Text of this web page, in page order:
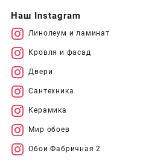
Наш Instagram
Линолеум и ламинат
Кровля и фасад
Двери
Сантехника
Керамика
Мир обоев
Обои Фабричная 2